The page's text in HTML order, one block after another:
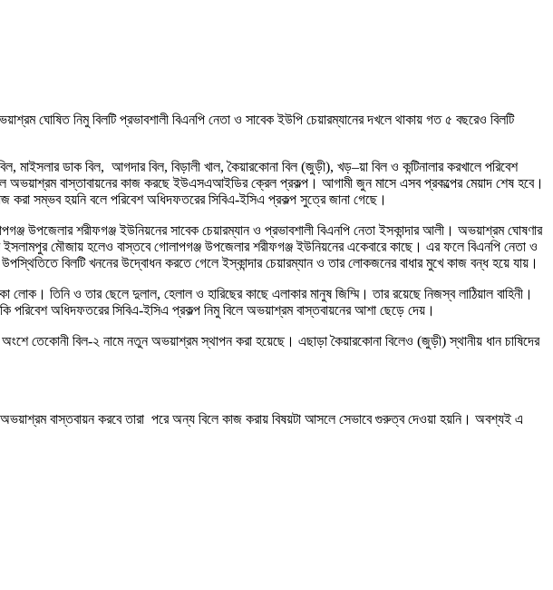
ঘোষিত নিমু বিলটি প্রভাবশালী বিএনপি নেতা ও সাবেক ইউপি চেয়ারম্যানের দখলে থাকায় গত ৫ বছরেও বিলটি
ডাক বিল, আগদার বিল, বিড়ালী খাল, কৈয়ারকোনা বিল (জুড়ী), খড়–য়া বিল ও কন্টিনালার করখালে পরিবেশ
অভয়াশ্রম বাস্তাবায়নের কাজ করছে ইউএসএআইডির ক্রেল প্রকল্প। আগামী জুন মাসে এসব প্রকল্পের মেয়াদ শেষ হবে।
সম্ভব হয়নি বলে পরিবেশ অধিদফতরের সিবিএ-ইসিএ প্রকল্প সুত্রে জানা গেছে।
উপজেলার শরীফগঞ্জ ইউনিয়নের সাবেক চেয়ারম্যান ও প্রভাবশালী বিএনপি নেতা ইসকান্দার আলী। অভয়াশ্রম ঘোষণার
মৌজায় হলেও বাস্তবে গোলাপগঞ্জ উপজেলার শরীফগঞ্জ ইউনিয়নের একেবারে কাছে। এর ফলে বিএনপি নেতা ও
বিলটি খননের উদ্বোধন করতে গেলে ইস্কান্দার চেয়ারম্যান ও তার লোকজনের বাধার মুখে কাজ বন্ধ হয়ে যায়।
তিনি ও তার ছেলে দুলাল, হেলাল ও হারিছের কাছে এলাকার মানুষ জিম্মি। তার রয়েছে নিজস্ব লাঠিয়াল বাহিনী।
পরিবেশ অধিদফতরের সিবিএ-ইসিএ প্রকল্প নিমু বিলে অভয়াশ্রম বাস্তবায়নের আশা ছেড়ে দেয়।
তেকোনী বিল-২ নামে নতুন অভয়াশ্রম স্থাপন করা হয়েছে। এছাড়া কৈয়ারকোনা বিলেও (জুড়ী) স্থানীয় ধান চাষিদের
বাস্তবায়ন করবে তারা পরে অন্য বিলে কাজ করায় বিষয়টা আসলে সেভাবে গুরুত্ব দেওয়া হয়নি। অবশ্যই এ